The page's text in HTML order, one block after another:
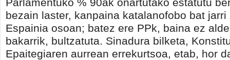
bezain laster, kanpaina katalanofobo bat
Espainia osoan; batez ere PPk, baina ez
bakarrik, bultzatuta. Sinadura bilketa,
Epaitegiaren aurrean errekurtsoa, etab, hor